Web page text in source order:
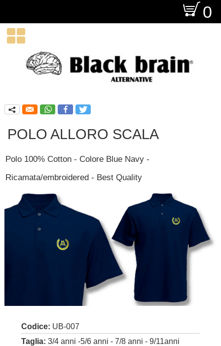
O 0

q
POLO ALLORO SCALA
Polo 100% Cotton - Colore Blue Navy -
Ricamata/embroidered - Best Quality
Codice: UB-007
Taglia:3/4 anni -5/6 anni - 7/8 anni - 9/11anni